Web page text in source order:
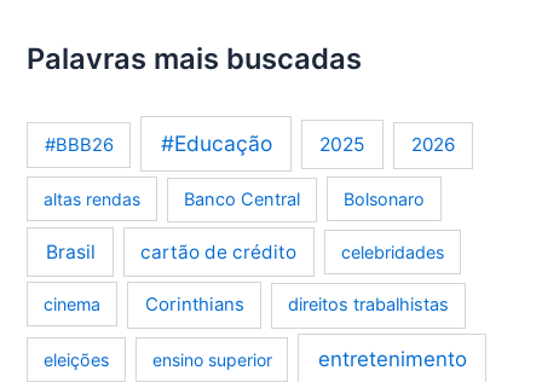
Palavras mais buscadas
#BBB26 #Educação 2025 2026
altas rendas Banco Central Bolsonaro
Brasil cartão de crédito celebridades
cinema Corinthians direitos trabalhistas
eleições ensino superior entretenimento